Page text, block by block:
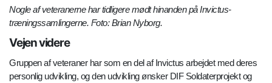
Nogle af veteranerne har tidligere mødt hinanden på Invictus-
træningssamlingerne. Foto: Brian Nyborg.
Vejen videre
Gruppen af veteraner har som en del af Invictus arbejdet med deres
personlig udvikling, og den udvikling ønsker DIF Soldaterprojekt og